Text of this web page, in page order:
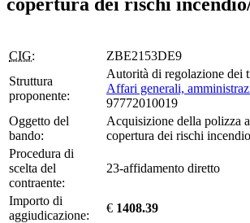
CIG:
ZBE2153DE9
Struttura
proponente:
Autorità di regolazione dei
Affari generali,
97772010019
Oggetto del
bando:
Acquisizione della polizza
copertura dei rischi
Procedura di
scelta del
contraente:
23-affidamento diretto
Importo di
aggiudicazione:
€ 1408.39